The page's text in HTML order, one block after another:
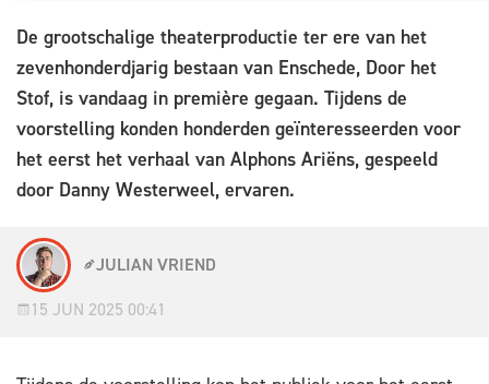
De grootschalige theaterproductie ter ere van het
zevenhonderdjarig bestaan van Enschede, Door het
Stof, is vandaag in première gegaan. Tijdens de
voorstelling konden honderden geïnteresseerden voor
het eerst het verhaal van Alphons Ariëns, gespeeld
door Danny Westerweel, ervaren.
JULIAN VRIEND
15 JUN 2025 00:41